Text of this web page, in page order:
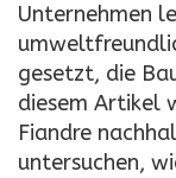
Unternehmen
gesetzt, die
diesem Artikel
Fiandre
untersuchen,